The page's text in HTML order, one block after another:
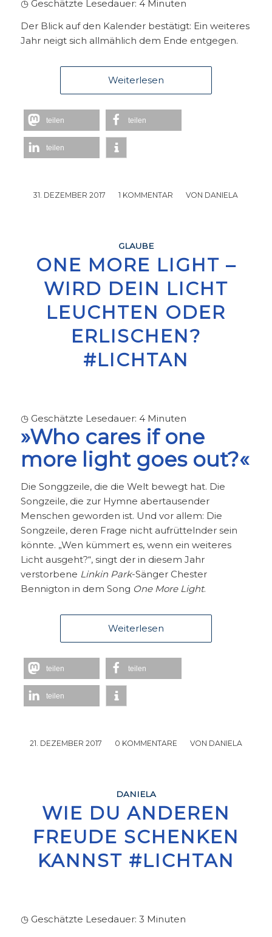
◷ Geschätzte Lesedauer: 4 Minuten
Der Blick auf den Kalender bestätigt: Ein weiteres
Jahr neigt sich allmählich dem Ende entgegen.
Weiterlesen
teilen teilen
teilen
31. DEZEMBER 2017
/ 1 KOMMENTAR
/ VON DANIELA
GLAUBE
ONE MORE LIGHT –
WIRD DEIN LICHT
LEUCHTEN ODER
ERLISCHEN?
#LICHTAN
◷ Geschätzte Lesedauer: 4 Minuten
»Who cares if one
more light goes out?«
Die Songgzeile, die die Welt bewegt hat. Die
Songzeile, die zur Hymne abertausender
Menschen geworden ist. Und vor allem: Die
Songzeile, deren Frage nicht aufrüttelnder sein
könnte. „Wen kümmert es, wenn ein weiteres
Licht ausgeht?“, singt der in diesem Jahr
verstorbene Linkin Park-Sänger Chester
Bennigton in dem Song One More Light.
Weiterlesen
teilen teilen
teilen
21. DEZEMBER 2017
/ 0 KOMMENTARE
/ VON DANIELA
DANIELA
WIE DU ANDEREN
FREUDE SCHENKEN
KANNST #LICHTAN
◷ Geschätzte Lesedauer: 3 Minuten